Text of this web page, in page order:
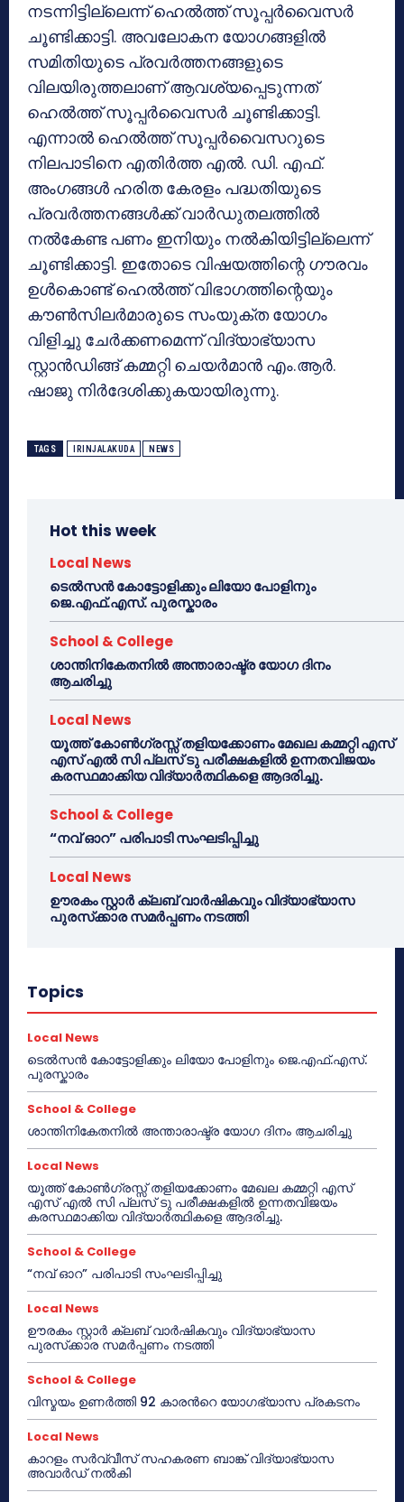
നടന്നിട്ടില്ലെന്ന് ഹെല്‍ത്ത് സൂപ്പര്‍വൈസര്‍
ചൂണ്ടിക്കാട്ടി. അവലോകന യോഗങ്ങളില്‍
സമിതിയുടെ പ്രവര്‍ത്തനങ്ങളുടെ
വിലയിരുത്തലാണ് ആവശ്യപ്പെടുന്നത്
ഹെല്‍ത്ത് സൂപ്പര്‍വൈസര്‍ ചൂണ്ടിക്കാട്ടി.
എന്നാല്‍ ഹെല്‍ത്ത് സൂപ്പര്‍വൈസറുടെ
നിലപാടിനെ എതിര്‍ത്ത എല്‍. ഡി. എഫ്.
അംഗങ്ങള്‍ ഹരിത കേരളം പദ്ധതിയുടെ
പ്രവര്‍ത്തനങ്ങള്‍ക്ക് വാര്‍ഡുതലത്തില്‍
നല്‍കേണ്ട പണം ഇനിയും നല്‍കിയിട്ടില്ലെന്ന്
ചൂണ്ടിക്കാട്ടി. ഇതോടെ വിഷയത്തിന്റെ ഗൗരവം
ഉള്‍കൊണ്ട് ഹെല്‍ത്ത് വിഭാഗത്തിന്റെയും
കൗണ്‍സിലര്‍മാരുടെ സംയുക്ത യോഗം
വിളിച്ചു ചേര്‍ക്കണമെന്ന് വിദ്യാഭ്യാസ
സ്റ്റാന്‍ഡിങ്ങ് കമ്മറ്റി ചെയര്‍മാന്‍ എം.ആര്‍.
ഷാജു നിര്‍ദേശിക്കുകയായിരുന്നു.
TAGS IRINJALAKUDA NEWS
Hot this week
Local News
ടെൽസൻ കോട്ടോളിക്കും ലിയോ പോളിനും
ജെ.എഫ്.എസ്. പുരസ്കാരം
School & College
ശാന്തിനികേതനിൽ അന്താരാഷ്ട്ര യോഗ ദിനം
ആചരിച്ചു
Local News
യൂത്ത് കോൺഗ്രസ്സ് തളിയക്കോണം മേഖല കമ്മറ്റി എസ്
എസ് എൽ സി പ്ലസ് ടു പരീക്ഷകളിൽ ഉന്നതവിജയം
കരസ്ഥമാക്കിയ വിദ്യാർത്ഥികളെ ആദരിച്ചു.
School & College
“നവ് ഓറ” പരിപാടി സംഘടിപ്പിച്ചു
Local News
ഊരകം സ്റ്റാർ ക്ലബ് വാർഷികവും വിദ്യാഭ്യാസ
പുരസ്‌ക്കാര സമർപ്പണം നടത്തി
Topics
Local News
ടെൽസൻ കോട്ടോളിക്കും ലിയോ പോളിനും ജെ.എഫ്.എസ്.
പുരസ്കാരം
School & College
ശാന്തിനികേതനിൽ അന്താരാഷ്ട്ര യോഗ ദിനം ആചരിച്ചു
Local News
യൂത്ത് കോൺഗ്രസ്സ് തളിയക്കോണം മേഖല കമ്മറ്റി എസ്
എസ് എൽ സി പ്ലസ് ടു പരീക്ഷകളിൽ ഉന്നതവിജയം
കരസ്ഥമാക്കിയ വിദ്യാർത്ഥികളെ ആദരിച്ചു.
School & College
“നവ് ഓറ” പരിപാടി സംഘടിപ്പിച്ചു
Local News
ഊരകം സ്റ്റാർ ക്ലബ് വാർഷികവും വിദ്യാഭ്യാസ
പുരസ്‌ക്കാര സമർപ്പണം നടത്തി
School & College
വിസ്മയം ഉണർത്തി 92 കാരൻറെ യോഗഭ്യാസ പ്രകടനം
Local News
കാറളം സർവ്വീസ് സഹകരണ ബാങ്ക് വിദ്യാഭ്യാസ
അവാർഡ് നൽകി